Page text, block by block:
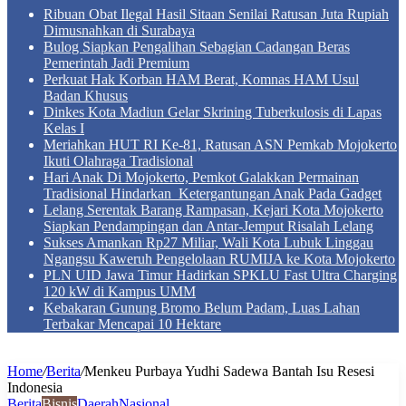
Ribuan Obat Ilegal Hasil Sitaan Senilai Ratusan Juta Rupiah
Dimusnahkan di Surabaya
Bulog Siapkan Pengalihan Sebagian Cadangan Beras
Pemerintah Jadi Premium
Perkuat Hak Korban HAM Berat, Komnas HAM Usul
Badan Khusus
Dinkes Kota Madiun Gelar Skrining Tuberkulosis di Lapas
Kelas I
Meriahkan HUT RI Ke-81, Ratusan ASN Pemkab Mojokerto
Ikuti Olahraga Tradisional
Hari Anak Di Mojokerto, Pemkot Galakkan Permainan
Tradisional Hindarkan Ketergantungan Anak Pada Gadget
Lelang Serentak Barang Rampasan, Kejari Kota Mojokerto
Siapkan Pendampingan dan Antar-Jemput Risalah Lelang
Sukses Amankan Rp27 Miliar, Wali Kota Lubuk Linggau
Ngangsu Kaweruh Pengelolaan RUMIJA ke Kota Mojokerto
PLN UID Jawa Timur Hadirkan SPKLU Fast Ultra Charging
120 kW di Kampus UMM
Kebakaran Gunung Bromo Belum Padam, Luas Lahan
Terbakar Mencapai 10 Hektare
Home/Berita/Menkeu Purbaya Yudhi Sadewa Bantah Isu Resesi
Indonesia